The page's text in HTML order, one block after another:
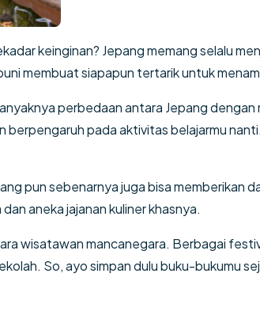
keinginan? Jepang memang selalu
membuat siapapun tertarik untuk
perbedaan antara Jepang
pada aktivitas belajarmu
pun sebenarnya juga bisa memberikan
aneka jajanan kuliner khasnya.
wisatawan mancanegara. Berbagai
So, ayo simpan dulu buku-bukumu